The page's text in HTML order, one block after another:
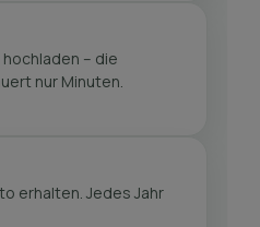
– die
nur Minuten.
erhalten. Jedes Jahr